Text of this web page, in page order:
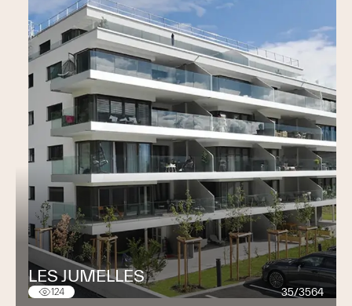
LES JUMELLES
124 35/3564